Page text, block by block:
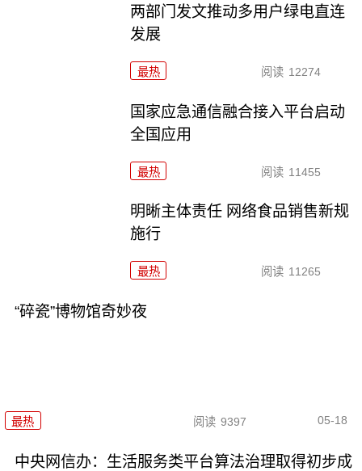
两部门发文推动多用户绿电直连
发展
最热 阅读 12274
国家应急通信融合接入平台启动
全国应用
最热 阅读 11455
明晰主体责任 网络食品销售新规
施行
最热 阅读 11265
“碎瓷”博物馆奇妙夜
最热 阅读 9397 05-18
中央网信办：生活服务类平台算法治理取得初步成